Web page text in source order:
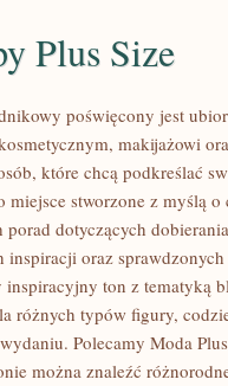
Plus Size
poświęcony jest
makijażowi
które chcą podkreślać
miejsce stworzone z myślą
porad dotyczących
inspiracji oraz
inspiracyjny ton z tematyką
różnych typów figury,
Polecamy Moda
można znaleźć